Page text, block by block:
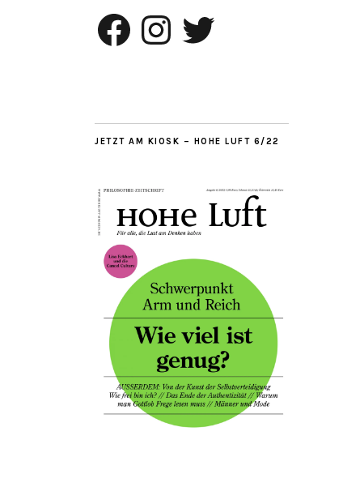
Facebook InstagramTwitter
JETZT AM KIOSK – HOHE LUFT 6/22